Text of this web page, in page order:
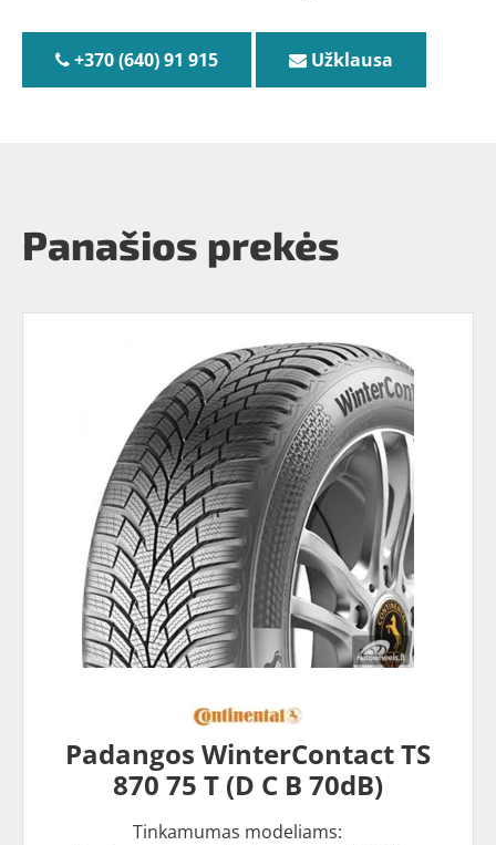
+370 (640) 91 915 Užklausa
Panašios prekės
Padangos WinterContact TS
870 75 T (D C B 70dB)
Tinkamumas modeliams: